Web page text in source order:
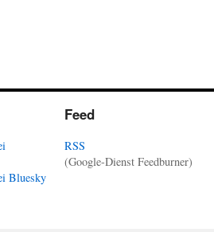
Bluesky
Feed
RSS
(Google-Dienst Feedburner)